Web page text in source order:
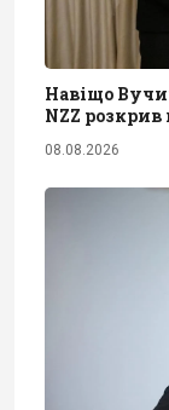
Навіщо
NZZ розкрив
08.08.2026